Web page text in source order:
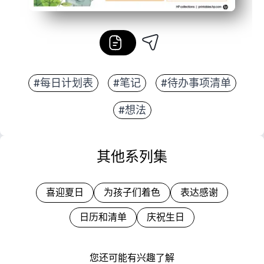
#每日计划表 #笔记 #待办事项清单
#想法
您还可能有兴趣了解
其他系列集
喜迎夏日 为孩子们着色 表达感谢
日历和清单 庆祝生日